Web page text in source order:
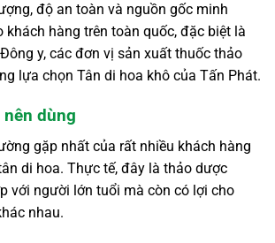
độ an toàn và nguồn gốc minh
khách hàng trên toàn quốc, đặc biệt là
y, các đơn vị sản xuất thuốc thảo
lựa chọn Tân di hoa khô của Tấn Phát.
dùng
gặp nhất của rất nhiều khách hàng
di hoa. Thực tế, đây là thảo dược
với người lớn tuổi mà còn có lợi cho
nhau.